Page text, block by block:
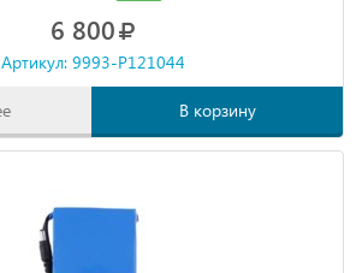
6 800
Артикул: 9993-P121044
В корзину